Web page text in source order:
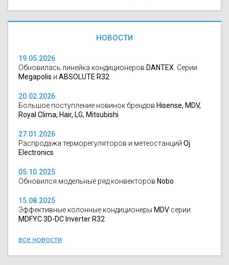
НОВОСТИ
19.05.2026
Обновилась линейка кондиционеров DANTEX . Серии
Megapolis и ABSOLUTE R32
20.02.2026
Большое поступление новинок брендов Hisense, MDV,
Royal Clima, Hair, LG, Mitsubishi
27.01.2026
Распродажа терморегуляторов и метеостанций Oj
Electronics
05.10.2025
Обновился модельные ряд конвекторов Nobo
15.08.2025
Эффективные колонные кондиционеры MDV серии
MDFYC 3D-DC Inverter R32
все новости